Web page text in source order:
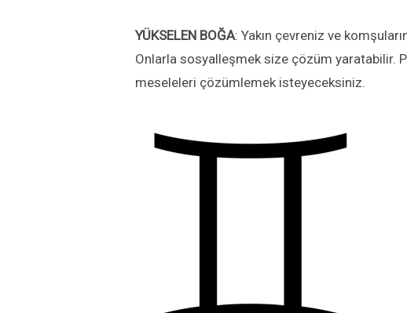
YÜKSELEN BOĞA: Yakın çevreniz ve
Onlarla sosyalleşmek size çözüm yaratabilir.
meseleleri çözümlemek isteyeceksiniz.